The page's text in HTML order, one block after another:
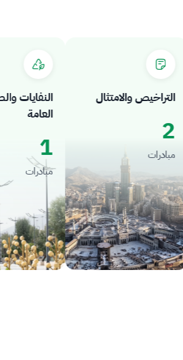
النفايات
العامة
1
مبادرات
التراخيص والامتثال
2
مبادرات